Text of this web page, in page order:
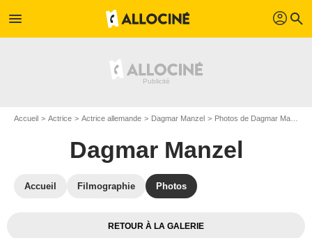
menu profil search
Accueil Actrice Actrice allemande Dagmar Manzel Photos de Dagmar Manzel
Dagmar Manzel
Accueil Filmographie Photos
RETOUR À LA GALERIE